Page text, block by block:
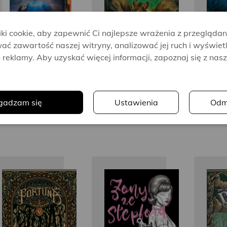
Michael
McDowell
Ira Levin
cookie, aby zapewnić Ci najlepsze wrażenia z
zawartość naszej witryny, analizować jej ruch i
Aby uzyskać więcej informacji, zapoznaj się z
się Ustawienia